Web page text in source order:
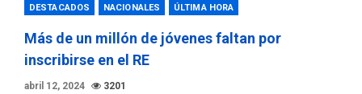
DESTACADOS NACIONALES ÚLTIMA HORA
Más de un millón de jóvenes faltan por
inscribirse en el RE
abril 12, 2024 3201